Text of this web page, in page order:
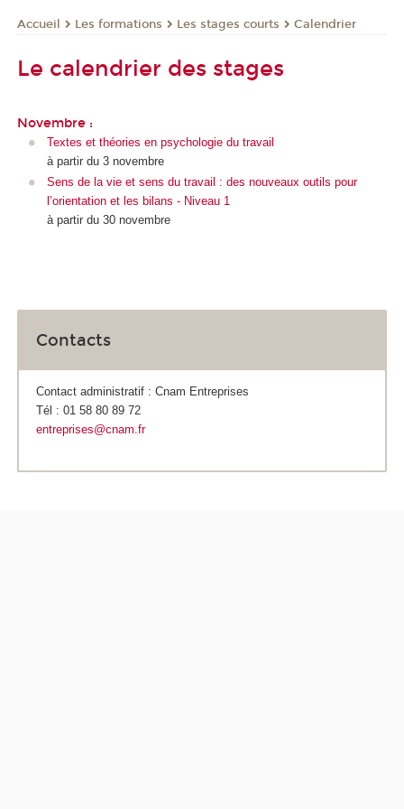
Accueil Les formations Les stages courts Calendrier
Le calendrier des stages
Novembre :
Textes et théories en psychologie du travail
à partir du 3 novembre
Sens de la vie et sens du travail : des nouveaux outils pour
l’orientation et les bilans - Niveau 1
à partir du 30 novembre
Contacts
Contact administratif : Cnam Entreprises
Tél : 01 58 80 89 72
entreprises@cnam.fr